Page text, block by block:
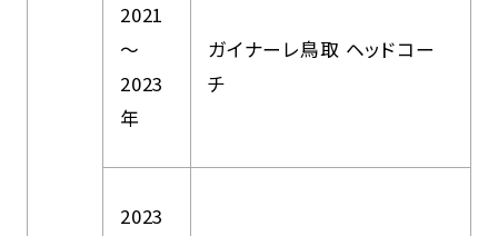
2021
～
2023
年
ガイナーレ鳥取 ヘッドコー
チ
2023